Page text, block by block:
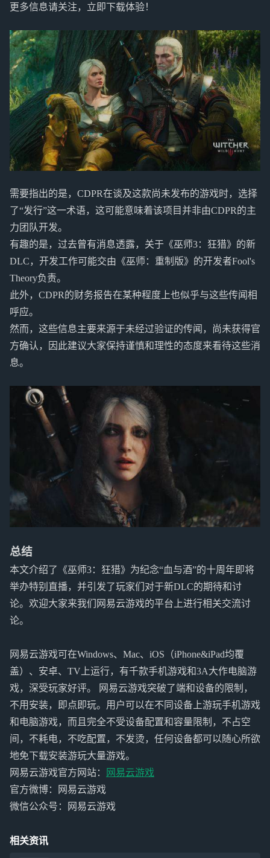
更多信息请关注，立即下载体验！
需要指出的是，CDPR在谈及这款尚未发布的游戏时，选择
了“发行”这一术语，这可能意味着该项目并非由CDPR的主
力团队开发。
有趣的是，过去曾有消息透露，关于《巫师3：狂猎》的新
DLC，开发工作可能交由《巫师：重制版》的开发者Fool's
Theory负责。
此外，CDPR的财务报告在某种程度上也似乎与这些传闻相
呼应。
然而，这些信息主要来源于未经过验证的传闻，尚未获得官
方确认，因此建议大家保持谨慎和理性的态度来看待这些消
息。
总结
本文介绍了《巫师3：狂猎》为纪念“血与酒”的十周年即将
举办特别直播，并引发了玩家们对于新DLC的期待和讨
论。欢迎大家来我们网易云游戏的平台上进行相关交流讨
论。
网易云游戏可在Windows、Mac、iOS（iPhone&iPad均覆
盖）、安卓、TV上运行，有千款手机游戏和3A大作电脑游
戏，深受玩家好评。 网易云游戏突破了端和设备的限制，
不用安装，即点即玩。用户可以在不同设备上游玩手机游戏
和电脑游戏，而且完全不受设备配置和容量限制，不占空
间，不耗电，不吃配置，不发烫，任何设备都可以随心所欲
地免下载安装游玩大量游戏。
网易云游戏官方网站：
网易云游戏
官方微博：网易云游戏
微信公众号：网易云游戏
相关资讯